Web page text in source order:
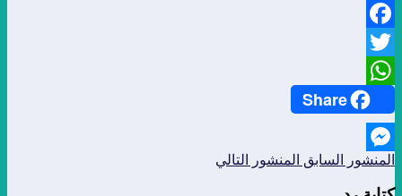
Facebook
Twitter
WhatsApp
Share
Messenger
المنشور السابق المنشور التالي